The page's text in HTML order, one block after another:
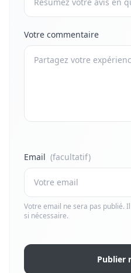
Votre commentaire
Email (facultatif)
Votre email ne sera pas publié.
si nécessaire.
Publier